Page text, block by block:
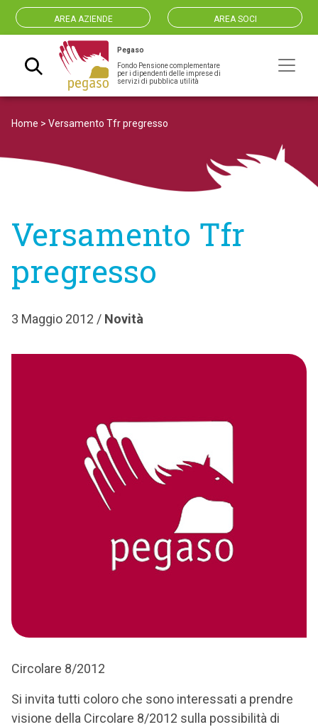
AREA AZIENDE AREA SOCI
Navigazione principale
Pegaso
Fondo Pensione complementare
per i dipendenti delle imprese di
servizi di pubblica utilità
Home > Versamento Tfr pregresso
Versamento Tfr
pregresso
3 Maggio 2012 / Novità
Circolare 8/2012
Si invita tutti coloro che sono interessati a prendre
visione della Circolare 8/2012 sulla possibilità di